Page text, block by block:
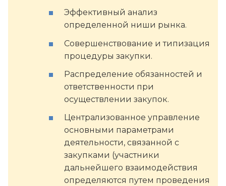
Эффективный анализ
определенной ниши рынка.
Совершенствование и типизация
процедуры закупки.
Распределение обязанностей и
ответственности при
осуществлении закупок.
Централизованное управление
основными параметрами
деятельности, связанной с
закупками (участники
дальнейшего взаимодействия
определяются путем проведения